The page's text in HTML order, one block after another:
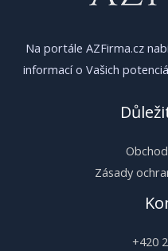
Na portále AZFirma.cz
informací o Vašich
Zásady
+420